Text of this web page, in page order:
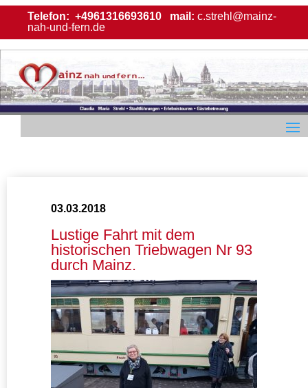
Telefon: +4961316693610 mail: c.strehl@mainz-
nah-und-fern.de
03.03.2018
Lustige Fahrt mit dem
historischen Triebwagen Nr 93
durch Mainz.